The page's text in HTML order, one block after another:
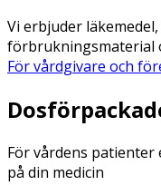
Vi erbjuder
förbrukningsmaterial
För vårdgivare och
För vårdens
på din medicin